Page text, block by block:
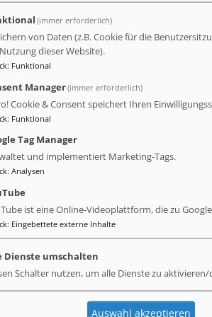
Empfang war äußerst herzlich und
gemacht. Die Dachterrasse ist
und auch das Buffet, obwohl klein, war
Fall zurückkommen werde.
war es einfach, bereits um 11:00
verfügte, darunter auch
den U-Bahnen zu gelangen.
einer guten Qualität und die warmen
hierfür ein paar Minuten warten muss.
(immer erforderlich)
von Daten (z.B. Cookie für die
dieser Website).
: Funktional
Manager(immer erforderlich)
Cookie & Consent speichert Ihren
: Funktional
Tag Manager
und implementiert Marketing-Tags.
: Analysen
ist eine Online-Videoplattform, die zu
: Eingebettete externe Inhalte
Dienste umschalten
Schalter nutzen, um alle Dienste zu
Auswahl akzeptieren